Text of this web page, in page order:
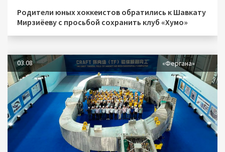
Родители юных хоккеистов обратились к Шавкату
Мирзиёеву с просьбой сохранить клуб «Хумо»
03.08 «Фергана»